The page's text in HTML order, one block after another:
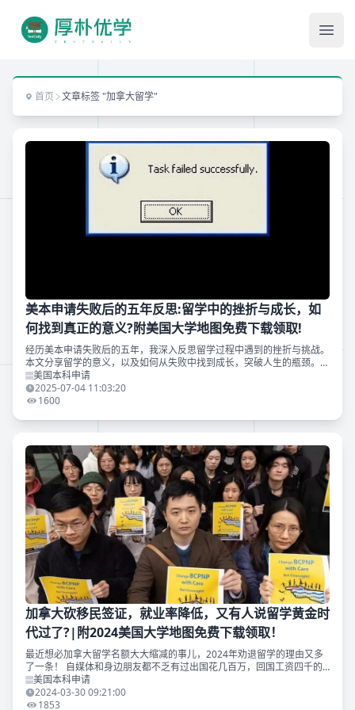
首页 文章标签 "加拿大留学"
美本申请失败后的五年反思:留学中的挫折与成长，如
何找到真正的意义?附美国大学地图免费下载领取!
经历美本申请失败后的五年，我深入反思留学过程中遇到的挫折与挑战。
本文分享留学的意义，以及如何从失败中找到成长，突破人生的瓶颈。滑
至文末附美国大学地图免费下载领取~
美国本科申请
2025-07-04 11:03:20
1600
加拿大砍移民签证，就业率降低，又有人说留学黄金时
代过了?|附2024美国大学地图免费下载领取！
最近想必加拿大留学名额大大缩减的事儿，2024年劝退留学的理由又多
了一条！ 自媒体和身边朋友都不乏有过出国花几百万，回国工资四千的
故事；疫情的余波还没散尽，时常紧绷的国际关系，又不得不让逼着海外
留子开始思考如何在
美国本科申请
2024-03-30 09:21:00
1853